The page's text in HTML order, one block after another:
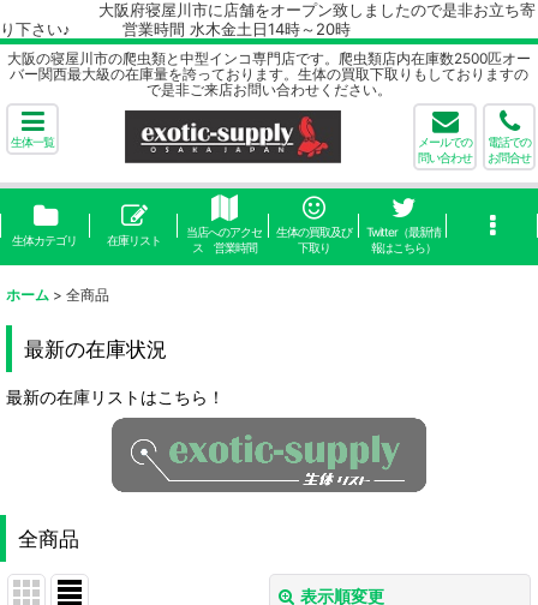
大阪府寝屋川市に店舗をオープン致しましたので是非お立ち寄
り下さい♪ 営業時間 水木金土日14時～20時
大阪の寝屋川市の爬虫類と中型インコ専門店です。爬虫類店内在庫数2500匹オー
バー関西最大級の在庫量を誇っております。生体の買取下取りもしておりますの
で是非ご来店お問い合わせください。
生体一覧
メールでの
問い合わせ
電話での
お問合せ
生体カテゴリ 在庫リスト
当店へのアクセ
ス 営業時間
生体の買取及び
下取り
Twitter（最新情
報はこちら）
ホーム > 全商品
最新の在庫状況
最新の在庫リストはこちら！
全商品
表示順変更